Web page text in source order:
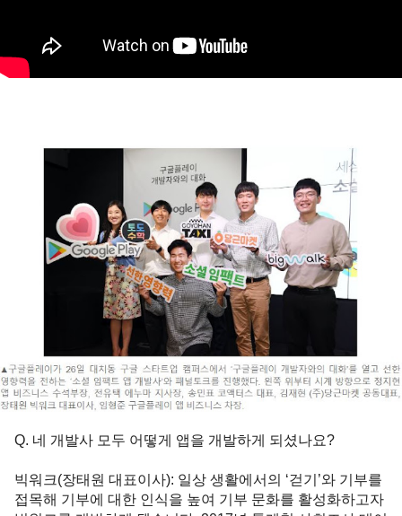
빅워크(장태원 대표이사): 일상 생활에서의 ‘걷기’와 기부를
접목해 기부에 대한 인식을 높여 기부 문화를 활성화하고자